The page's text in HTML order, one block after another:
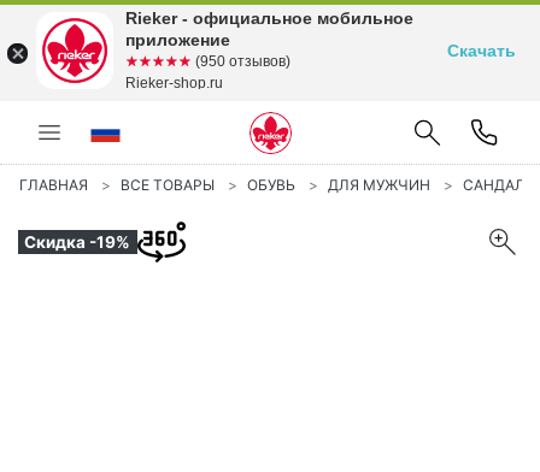
ГЛАВНАЯ ВСЕ ТОВАРЫ ОБУВЬ ДЛЯ МУЖЧИН
Скидка -19%
Rieker - официальное мобильное
приложение
☆☆☆☆☆
★★★★★ (950 отзывов)
Rieker-shop.ru
Скачать